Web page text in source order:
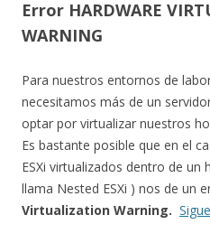
Error HARDWARE
WARNING
Para nuestros entornos de
necesitamos más de un
optar por virtualizar nuestros
Es bastante posible que en el
ESXi virtualizados dentro de un
llama Nested ESXi ) nos de un
Virtualization Warning.